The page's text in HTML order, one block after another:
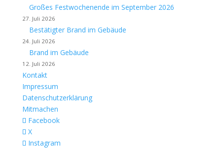
Großes Festwochenende im September 2026
27. Juli 2026
Bestätigter Brand im Gebäude
24. Juli 2026
Brand im Gebäude
12. Juli 2026
Kontakt
Impressum
Datenschutzerklärung
Mitmachen
Facebook
X
Instagram